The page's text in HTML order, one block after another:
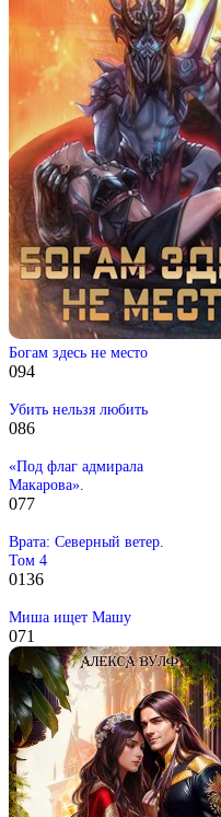
Богам здесь не место
094
Убить нельзя любить
086
«Под флаг адмирала
Макарова».
077
Врата: Северный ветер.
Том 4
0136
Миша ищет Машу
071